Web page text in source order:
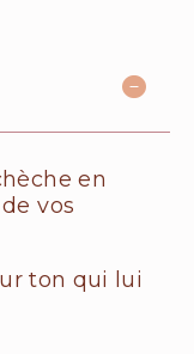
en
vos
ton qui lui